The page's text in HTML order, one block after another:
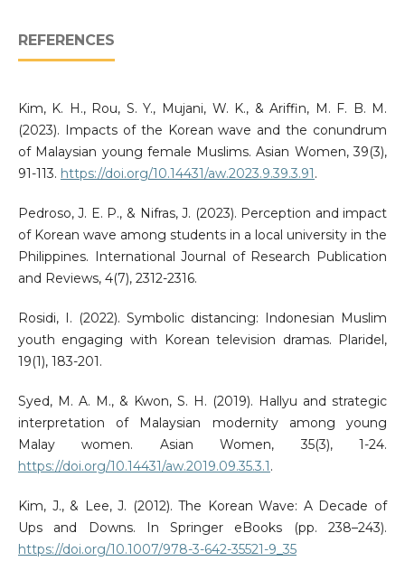
REFERENCES
Kim, K. H., Rou, S. Y., Mujani, W. K., & Ariffin, M. F. B. M.
(2023). Impacts of the Korean wave and the conundrum
of Malaysian young female Muslims. Asian Women, 39(3),
91-113. https://doi.org/10.14431/aw.2023.9.39.3.91.
Pedroso, J. E. P., & Nifras, J. (2023). Perception and impact
of Korean wave among students in a local university in the
Philippines. International Journal of Research Publication
and Reviews, 4(7), 2312-2316.
Rosidi, I. (2022). Symbolic distancing: Indonesian Muslim
youth engaging with Korean television dramas. Plaridel,
19(1), 183-201.
Syed, M. A. M., & Kwon, S. H. (2019). Hallyu and strategic
interpretation of Malaysian modernity among young
Malay women. Asian Women, 35(3), 1-24.
https://doi.org/10.14431/aw.2019.09.35.3.1.
Kim, J., & Lee, J. (2012). The Korean Wave: A Decade of
Ups and Downs. In Springer eBooks (pp. 238–243).
https://doi.org/10.1007/978-3-642-35521-9_35